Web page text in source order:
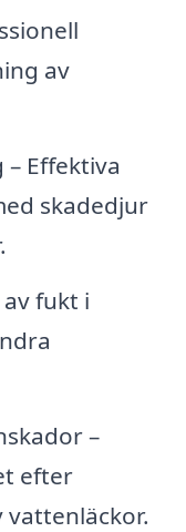
av
Effektiva
skadedjur
fukt i
–
efter